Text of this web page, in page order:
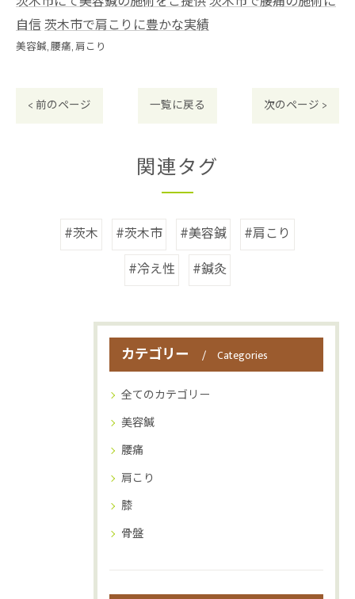
自信茨木市で肩こりに豊かな実績
美容鍼 腰痛 肩こり
< 前のページ 一覧に戻る 次のページ >
関連タグ
#茨木 #茨木市 #美容鍼
#肩こり
#冷え性
#鍼灸
カテゴリー Categories
全てのカテゴリー
美容鍼
腰痛
肩こり
膝
骨盤